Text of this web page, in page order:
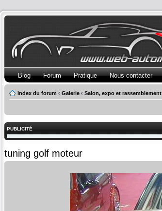
Blog Forum Pratique Nous contacter
Index du forum ‹ Galerie ‹ Salon, expo et rassemblement
PUBLICITÉ
tuning golf moteur